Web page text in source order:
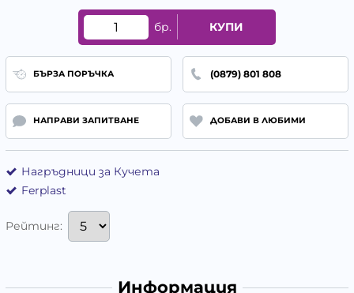
бр. КУПИ
БЪРЗА ПОРЪЧКА (0879) 801 808
НАПРАВИ ЗАПИТВАНЕ ДОБАВИ В ЛЮБИМИ
Нагръдници за Кучета
Ferplast
Рейтинг:
Информация